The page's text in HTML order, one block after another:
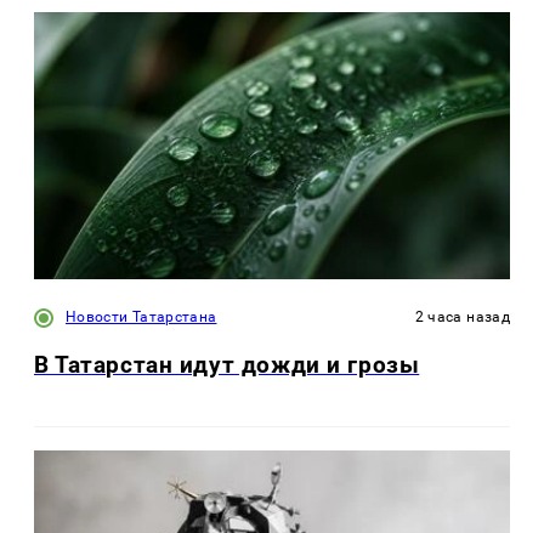
Новости Татарстана 2 часа назад
В Татарстан идут дожди и грозы